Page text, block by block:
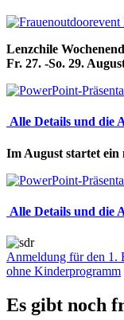
Lenzchile
Fr. 27. -So. 29.
Alle Details und die
Im August startet
Alle Details und die
Anmeldung für den 1.
ohne Kinderprogramm
Es gibt noch